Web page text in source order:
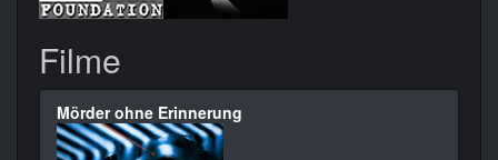
Filme
Mörder ohne Erinnerung